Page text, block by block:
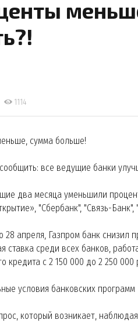
1114
сумма больше!
все ведущие банки
два месяца уменьшили
"Сбербанк", "Связь-
28 апреля, Газпром банк снизил
ставка среди всех банков,
кредита с 2 150 000 до 2 250 000
условия банковских
который возникает,